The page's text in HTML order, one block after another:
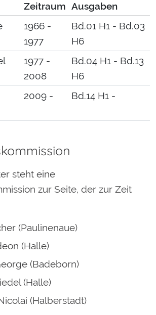
Zeitraum Ausgaben
1966 -
1977
Bd.01 H1 - Bd.03
H6
1977 -
2008
Bd.04 H1 - Bd.13
H6
2009 - Bd.14 H1 -
steht eine
zur Seite, der zur Zeit
(Paulinenaue)
(Halle)
(Badeborn)
(Halle)
(Halberstadt)